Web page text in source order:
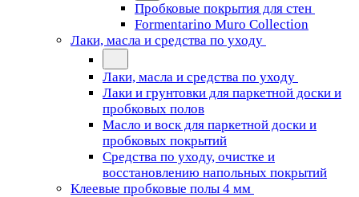
Пробковые покрытия для стен
Formentarino Muro Collection
Лаки, масла и средства по уходу
Лаки, масла и средства по уходу
Лаки и грунтовки для паркетной доски и
пробковых полов
Масло и воск для паркетной доски и
пробковых покрытий
Средства по уходу, очистке и
восстановлению напольных покрытий
Клеевые пробковые полы 4 мм